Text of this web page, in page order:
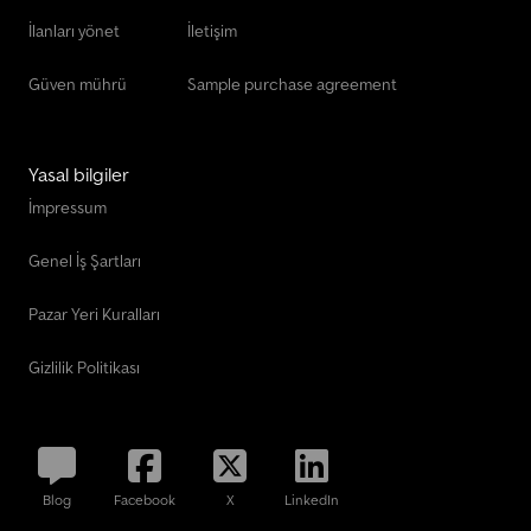
İlanları yönet
Güven mührü
İletişim
Sample purchase agreement
Yasal bilgiler
İmpressum
Genel İş Şartları
Pazar Yeri Kuralları
Gizlilik Politikası
Blog Facebook X LinkedIn